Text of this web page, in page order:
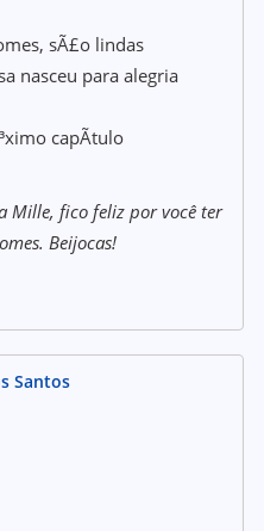
sÃ£o lindas
nasceu para alegria
capÃ­tulo
Mille, fico feliz por você ter
Beijocas!
Santos